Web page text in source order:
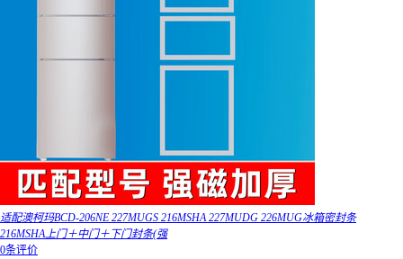
适配澳柯玛BCD-206NE 227MUGS 216MSHA 227MUDG 226MUG冰箱密封条
216MSHA上门＋中门＋下门封条(强
0条评价